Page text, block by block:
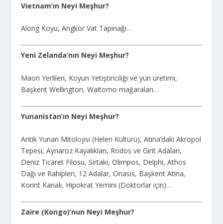
Vietnam’ın Neyi Meşhur?
Along Koyu, Angkor Vat Tapınağı…
Yeni Zelanda’nın Neyi Meşhur?
Maori Yerlileri, Koyun Yetiştiriciliği ve yün üretimi,
Başkent Wellington, Waitomo mağaraları…
Yunanistan’ın Neyi Meşhur?
Antik Yunan Mitolojisi (Helen Kültürü), Atina’daki Akropol
Tepesi, Aynaroz Kayalıkları, Rodos ve Girit Adaları,
Deniz Ticaret Filosu, Sirtaki, Olimpos, Delphi, Athos
Dağı ve Rahipleri, 12 Adalar, Onasis, Başkent Atina,
Korint Kanalı, Hipokrat Yemini (Doktorlar için)…
Zaire (Kongo)’nun Neyi Meşhur?